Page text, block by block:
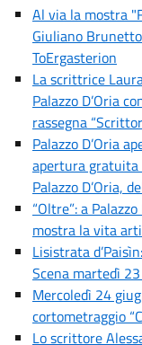
Al via la mostra
Giuliano
ToErgasterion
La scrittrice
Palazzo D’Oria
rassegna
Palazzo D’Oria
apertura gratuita
Palazzo D’Oria,
“Oltre”: a
mostra la vita
Lisistrata
Scena martedì
Mercoledì 24
cortometraggio
Lo scrittore